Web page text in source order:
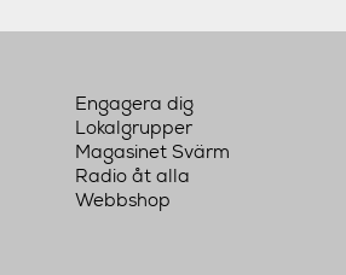
Engagera dig
Lokalgrupper
Magasinet Svärm
Radio åt alla
Webbshop